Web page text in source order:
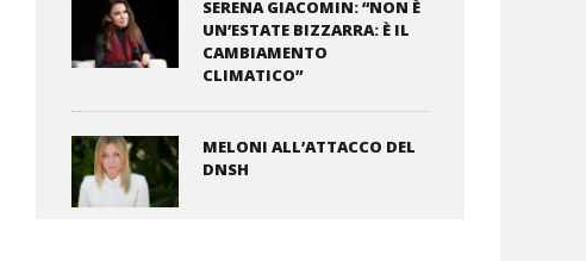
SERENA GIACOMIN: “NON È
UN’ESTATE BIZZARRA: È IL
CAMBIAMENTO
CLIMATICO”
MELONI ALL’ATTACCO DEL
DNSH